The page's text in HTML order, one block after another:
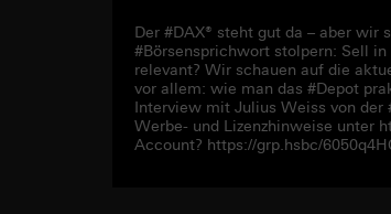
Der #DAX® steht gut da – aber
#Börsensprichwort stolpern: Sell
relevant? Wir schauen auf die
vor allem: wie man das #Depot
Interview mit Julius Weiss von
Werbe- und Lizenzhinweise unter
Account? https://grp.hsbc/